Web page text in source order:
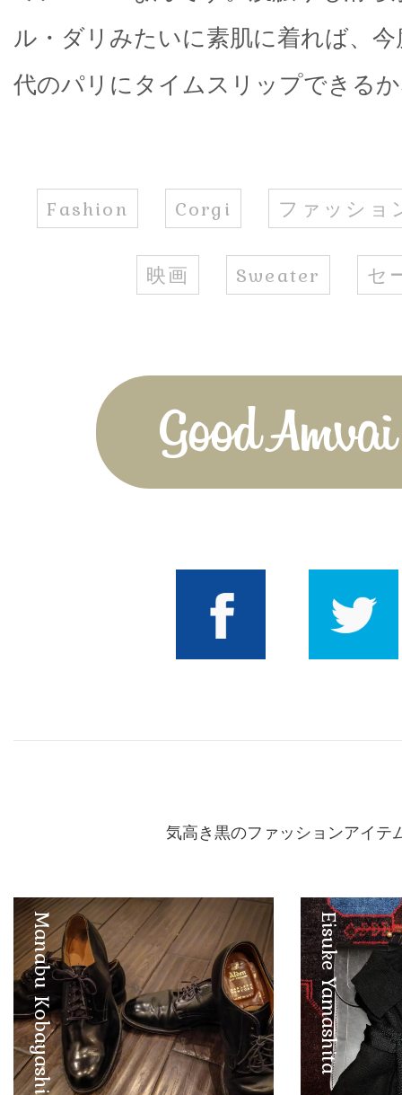
ル・ダリみたいに素肌に着れば、
代のパリにタイムスリップできる
Fashion Corgi ファッショ
映画 Sweater セ
気高き黒のファッションアイテ
Manabu Kobayashi Eisuke Yamashita